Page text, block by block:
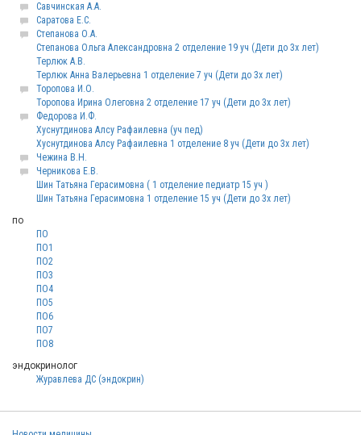
Савчинская А.А.
Саратова Е.С.
Степанова О.А.
Степанова Ольга Александровна 2 отделение 19 уч (Дети до 3х лет)
Терлюк А.В.
Терлюк Анна Валерьевна 1 отделение 7 уч (Дети до 3х лет)
Торопова И.О.
Торопова Ирина Олеговна 2 отделение 17 уч (Дети до 3х лет)
Федорова И.Ф.
Хуснутдинова Алсу Рафаилевна (уч пед)
Хуснутдинова Алсу Рафаилевна 1 отделение 8 уч (Дети до 3х лет)
Чежина В.Н.
Черникова Е.В.
Шин Татьяна Герасимовна ( 1 отделение педиатр 15 уч )
Шин Татьяна Герасимовна 1 отделение 15 уч (Дети до 3х лет)
по
ПО
ПО1
ПО2
ПО3
ПО4
ПО5
ПО6
ПО7
ПО8
эндокринолог
Журавлева ДС (эндокрин)